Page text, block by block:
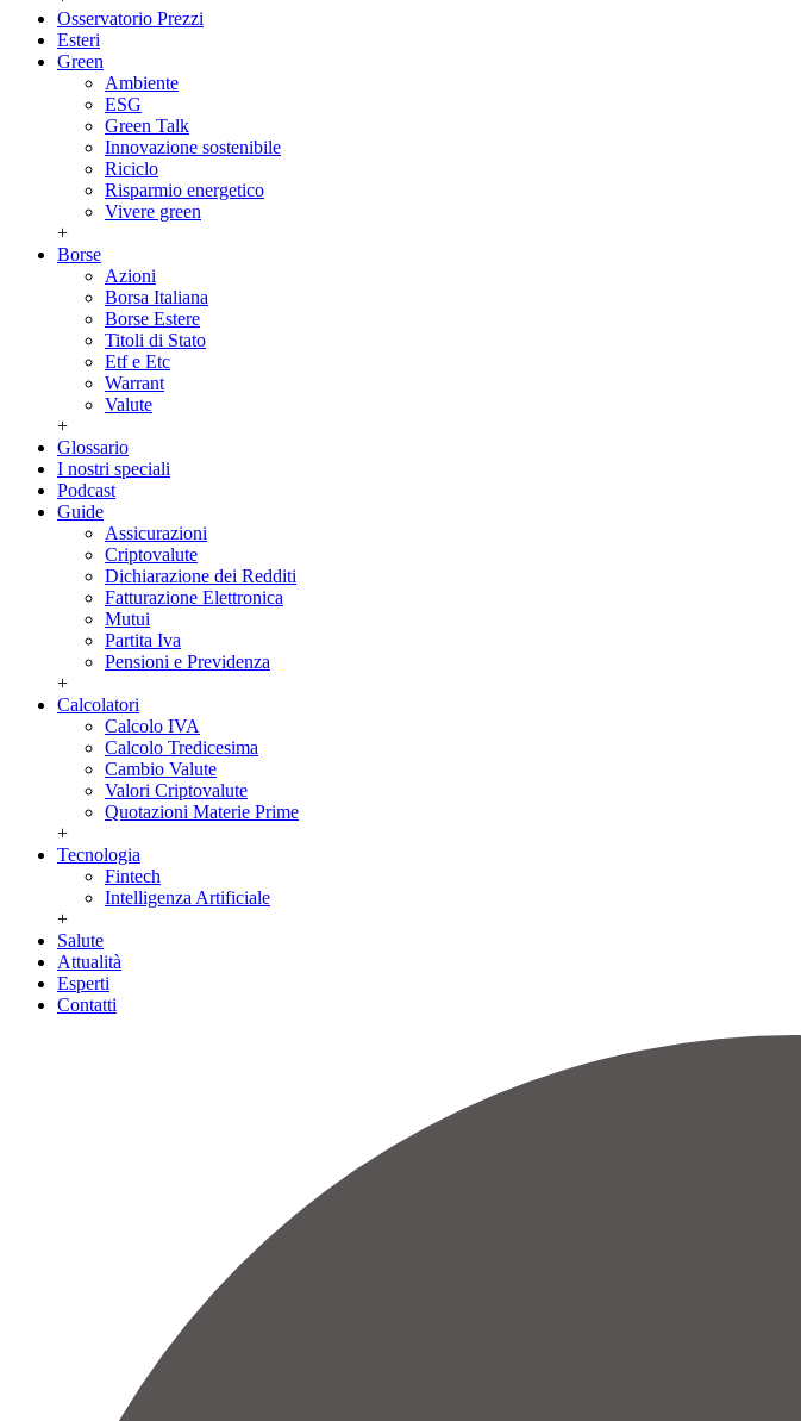
Osservatorio Prezzi
Esteri
Green
Ambiente
ESG
Green Talk
Innovazione sostenibile
Riciclo
Risparmio energetico
Vivere green
+
Borse
Azioni
Borsa Italiana
Borse Estere
Titoli di Stato
Etf e Etc
Warrant
Valute
+
Glossario
I nostri speciali
Podcast
Guide
Assicurazioni
Criptovalute
Dichiarazione dei Redditi
Fatturazione Elettronica
Mutui
Partita Iva
Pensioni e Previdenza
+
Calcolatori
Calcolo IVA
Calcolo Tredicesima
Cambio Valute
Valori Criptovalute
Quotazioni Materie Prime
+
Tecnologia
Fintech
Intelligenza Artificiale
+
Salute
Attualità
Esperti
Contatti